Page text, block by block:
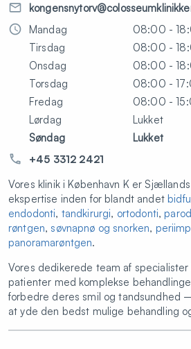
Mandag
08:00 -
Tirsdag
08:00 -
Onsdag
08:00 -
Torsdag
08:00 -
Fredag
08:00 -
Lørdag
Lukket
Søndag
Lukket
+45 3312 2421
Vores klinik i København K er
ekspertise inden for blandt andet
endodonti, tandkirurgi, ortodonti,
røntgen, søvnapnø og snorken,
panoramarøntgen.
Vores dedikerede team af
patienter med komplekse
forbedre deres smil og tandsundhed
at yde den bedst mulige behandling